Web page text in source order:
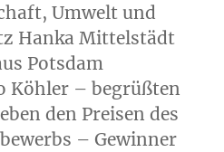
Umwelt und
Hanka Mittelstädt
Potsdam
Köhler – begrüßten
den Preisen des
– Gewinner